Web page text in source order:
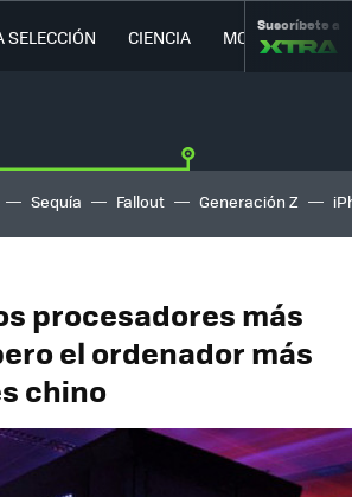
SELECCIÓN CIENCIA MOVILIDAD
Suscríbete a
Sequía Fallout Generación Z
procesadores más
el ordenador más
chino